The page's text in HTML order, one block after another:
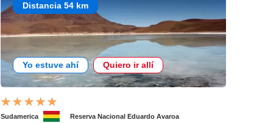
Distancia 54 km
Yo estuve ahí Quiero ir allí
Sudamerica Reserva Nacional Eduardo Avaroa